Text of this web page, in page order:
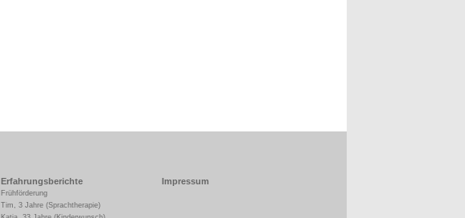
Erfahrungsberichte
Frühförderung
Tim, 3 Jahre (Sprachtherapie)
Impressum